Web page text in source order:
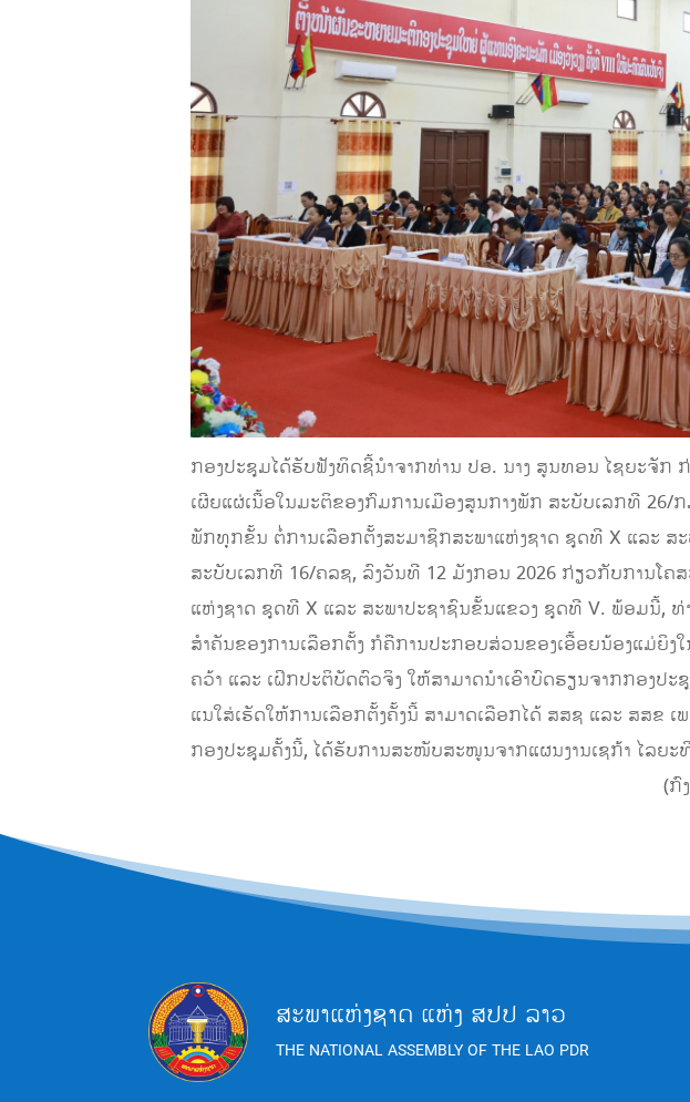
ກອງປະຊຸມໄດ້ຮັບຟັງທິດຊີ້ນຳຈາກທ່ານ ປອ. ນາງ ສູນທອນ ໄຊຍະຈັກ
ເຜີຍແຜ່ເນື້ອໃນມະຕິຂອງກົມການເມືອງສູນກາງພັກ ສະບັບເລກທີ 26/
ພັກທຸກຂັ້ນ ຕໍ່ການເລືອກຕັ້ງສະມາຊິກສະພາແຫ່ງຊາດ ຊຸດທີ X ແລະ ສ
ສະບັບເລກທີ 16/ຄລຊ, ລົງວັນທີ 12 ມັງກອນ 2026 ກ່ຽວກັບການໂ
ແຫ່ງຊາດ ຊຸດທີ X ແລະ ສະພາປະຊາຊົນຂັ້ນແຂວງ ຊຸດທີ V. ພ້ອມນີ້,
ສຳຄັນຂອງການເລືອກຕັ້ງ ກໍຄືການປະກອບສ່ວນຂອງເອື້ອຍນ້ອງແມ່ຍິງ
ຄວ້າ ແລະ ເຝິກປະຕິບັດຕົວຈິງ ໃຫ້ສາມາດນຳເອົາບົດຮຽນຈາກກອງ
ແນໃສ່ເຮັດໃຫ້ການເລືອກຕັ້ງຄັ້ງນີ້ ສາມາດເລືອກໄດ້ ສສຊ ແລະ ສສຂ
ກອງປະຊຸມຄັ້ງນີ້, ໄດ້ຮັບການສະໜັບສະໜູນຈາກແຜນງານເຊກ້າ ໄລຍະ
(ກົ
ສະພາແຫ່ງຊາດ ແຫ່ງ ສປປ ລາວ
THE NATIONAL ASSEMBLY OF THE LAO PDR